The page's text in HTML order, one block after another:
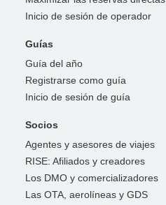
Inicio de sesión de operador
Guías
Guía del año
Registrarse como guía
Inicio de sesión de guía
Socios
Agentes y asesores de viajes
RISE: Afiliados y creadores
Los DMO y comercializadores
Las OTA, aerolíneas y GDS